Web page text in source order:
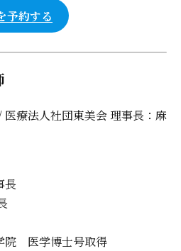
予約する
療法人社団東美会 理事長：麻
長
院 医学博士号取得